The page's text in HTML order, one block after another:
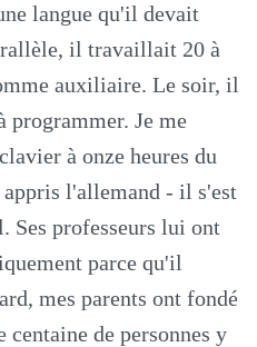
langue qu'il devait
il travaillait 20 à
auxiliaire. Le soir, il
programmer. Je me
à onze heures du
l'allemand - il s'est
Ses professeurs lui ont
parce qu'il
mes parents ont fondé
centaine de personnes y